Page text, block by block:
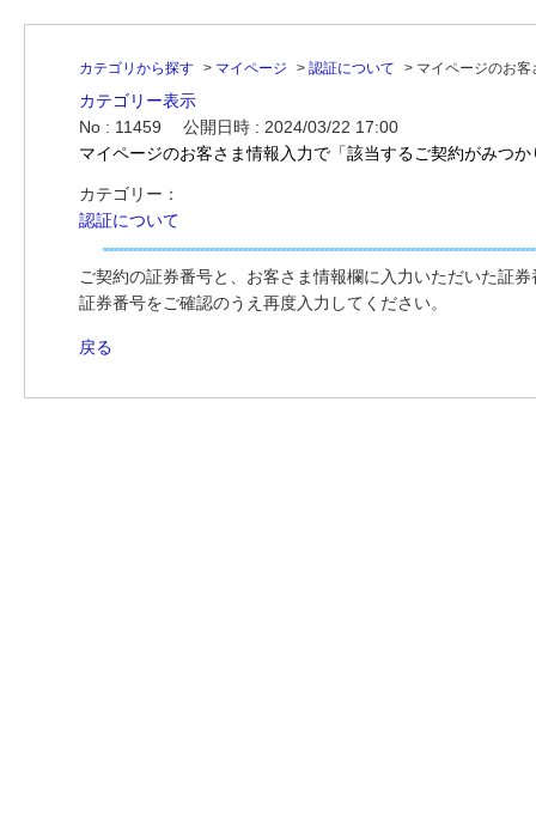
カテゴリから探す > マイページ > 認証について > マイページのお
カテゴリー表示
No : 11459
公開日時 : 2024/03/22 17:00
マイページのお客さま情報入力で「該当するご契約がみつ
カテゴリー：
認証について
ご契約の証券番号と、お客さま情報欄に入力いただいた証
証券番号をご確認のうえ再度入力してください。
戻る